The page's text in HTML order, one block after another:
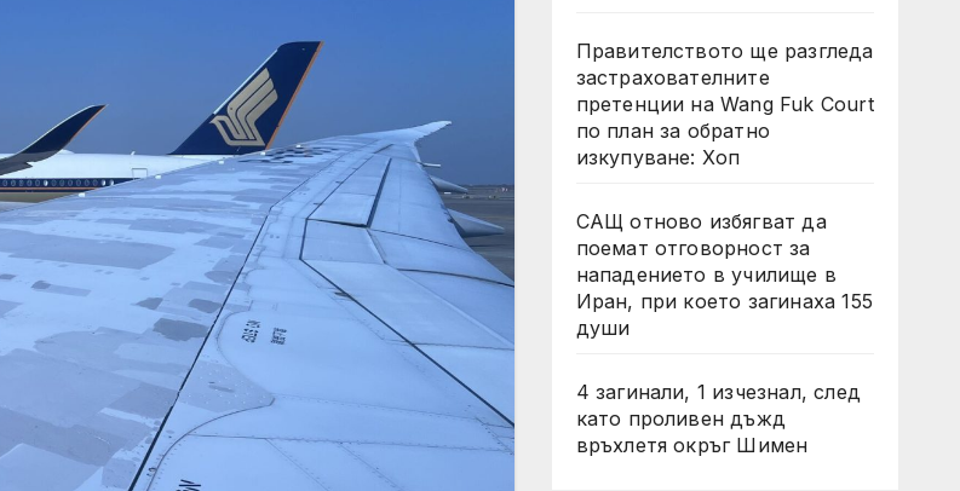
Правителството ще разгледа
застрахователните
претенции на Wang Fuk Court
по план за обратно
изкупуване: Хоп
САЩ отново избягват да
поемат отговорност за
нападението в училище в
Иран, при което загинаха 155
души
4 загинали, 1 изчезнал, след
като проливен дъжд
връхлетя окръг Шимен